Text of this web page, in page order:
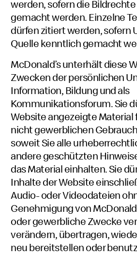
werden, sofern die
gemacht werden. Einzelne
dürfen zitiert werden, sofern
Quelle kenntlich gemacht
McDonald’s unterhält diese
Zwecken der persönlichen
Information, Bildung und als
Kommunikationsforum. Sie
Website angezeigte Material
nicht gewerblichen
soweit Sie alle
andere geschützten
das Material einhalten. Sie
Inhalte der Website
Audio- oder Videodateien
Genehmigung von
oder gewerbliche Zwecke
verändern, übertragen,
neu bereitstellen oder